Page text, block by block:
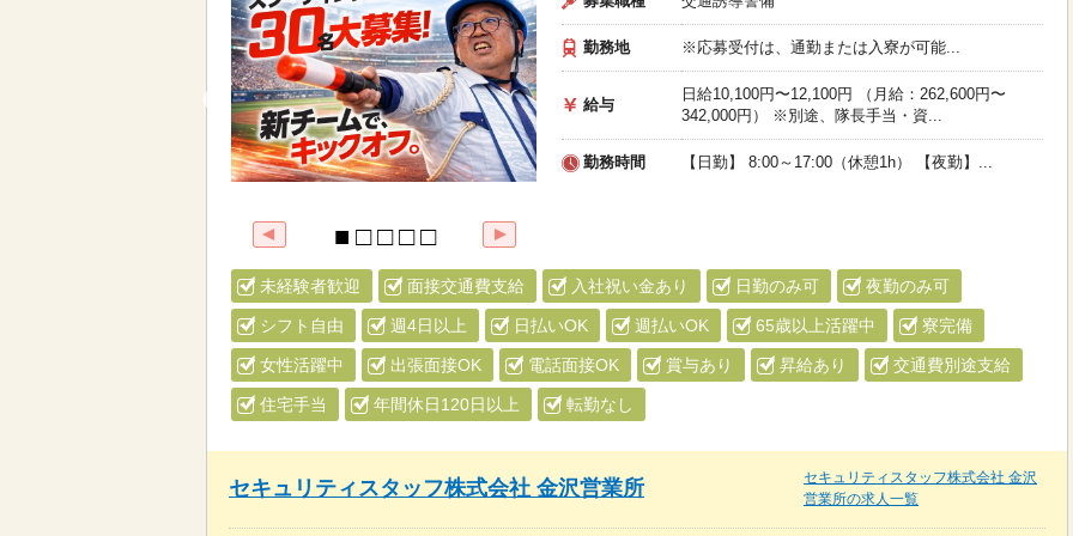
勤務地 ※応募受付は、通勤または入寮が可能...
給与
日給10,100円〜12,100円 （月給：262,600円〜
342,000円） ※別途、隊長手当・資...
勤務時間 【日勤】 8:00～17:00（休憩1h） 【夜勤】...
未経験者歓迎 面接交通費支給 入社祝い金あり 日勤のみ可 夜勤のみ可
シフト自由 週4日以上 日払いOK 週払いOK 65歳以上活躍中 寮完備
女性活躍中 出張面接OK 電話面接OK 賞与あり 昇給あり 交通費別途支給
住宅手当 年間休日120日以上 転勤なし
セキュリティスタッフ株式会社 金沢営業所
セキュリティスタッフ株式会社 金沢
営業所の求人一覧